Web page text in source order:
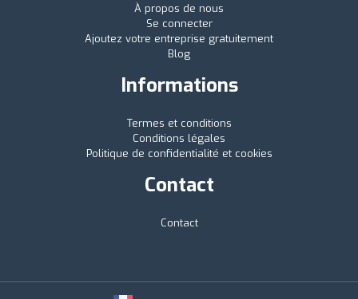
À propos de nous
Se connecter
Ajoutez votre entreprise gratuitement
Blog
Informations
Termes et conditions
Conditions légales
Politique de confidentialité et cookies
Contact
Contact